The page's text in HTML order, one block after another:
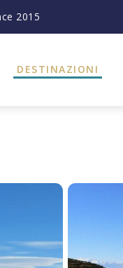
2015
DESTINAZIONI